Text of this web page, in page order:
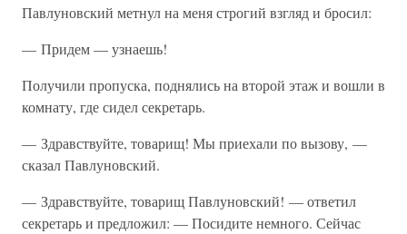
Павлуновский метнул на меня строгий взгляд и бросил:
— Придем — узнаешь!
Получили пропуска, поднялись на второй этаж и вошли в
комнату, где сидел секретарь.
— Здравствуйте, товарищ! Мы приехали по вызову, —
сказал Павлуновский.
— Здравствуйте, товарищ Павлуновский! — ответил
секретарь и предложил: — Посидите немного. Сейчас